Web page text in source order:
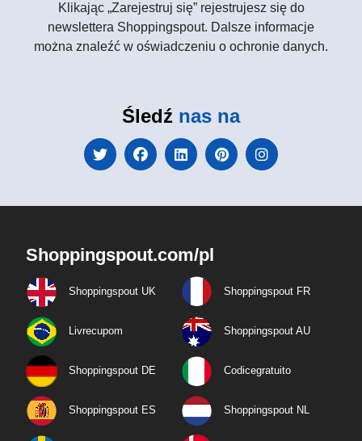
Klikając „Zarejestruj się” rejestrujesz się do
newslettera Shoppingspout. Dalsze informacje
można znaleźć w oświadczeniu o ochronie danych.
Śledź nas na
Shoppingspout.com/pl
Shoppingspout UK Shoppingspout FR
Livrecupom Shoppingspout AU
Shoppingspout DE Codicegratuito
Shoppingspout ES Shoppingspout NL